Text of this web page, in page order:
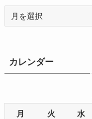
ブカレンダー
月 火 水